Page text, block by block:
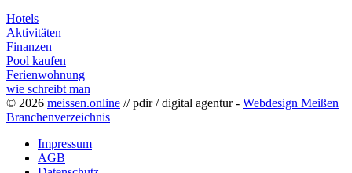
Hotels
Aktivitäten
Finanzen
Pool kaufen
Ferienwohnung
wie schreibt man
© 2026 meissen.online // pdir / digital agentur - Webdesign Meißen |
Branchenverzeichnis
Impressum
AGB